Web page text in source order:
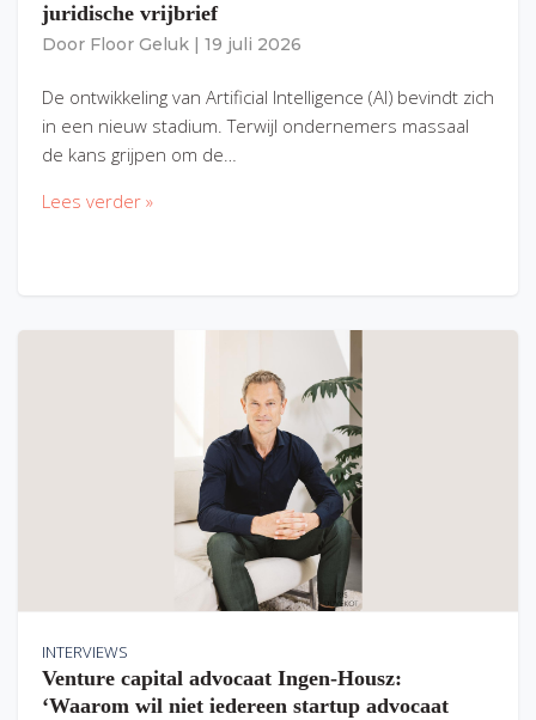
juridische vrijbrief
Door Floor Geluk 19 juli 2026
De ontwikkeling van Artificial Intelligence (AI) bevindt zich
in een nieuw stadium. Terwijl ondernemers massaal
de kans grijpen om de…
Lees verder »
INTERVIEWS
Venture capital advocaat Ingen-Housz:
‘Waarom wil niet iedereen startup advocaat